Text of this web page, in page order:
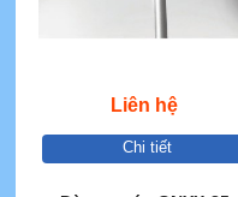
Liên hệ
Chi tiết